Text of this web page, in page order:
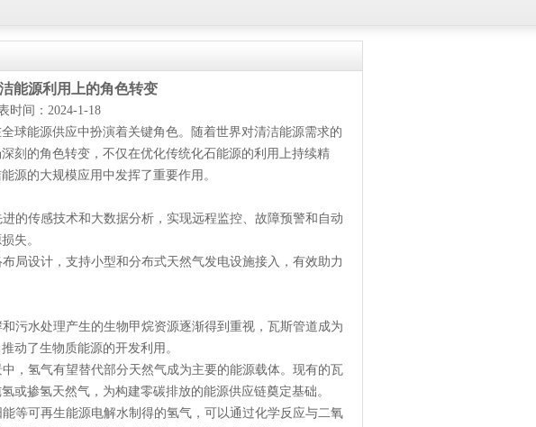
能源利用上的角色转变
时间：2024-1-18
球能源供应中扮演着关键角色。随着世界对清洁能源需求的
刻的角色转变，不仅在优化传统化石能源的利用上持续精
源的大规模应用中发挥了重要作用。
的传感技术和大数据分析，实现远程监控、故障预警和自动
失。
局设计，支持小型和分布式天然气发电设施接入，有效助力
污水处理产生的生物甲烷资源逐渐得到重视，瓦斯管道成为
动了生物质能源的开发利用。
，氢气有望替代部分天然气成为主要的能源载体。现有的瓦
或掺氢天然气，为构建零碳排放的能源供应链奠定基础。
等可再生能源电解水制得的氢气，可以通过化学反应与二氧